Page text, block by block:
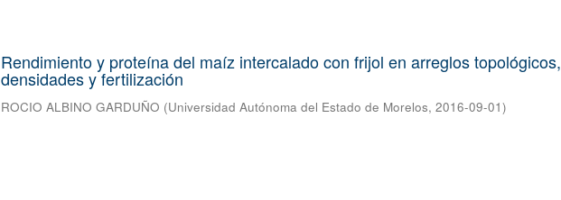
Rendimiento y proteína del maíz intercalado con frijol en arreglos topológicos,
densidades y fertilización
ROCIO ALBINO GARDUÑO (Universidad Autónoma del Estado de Morelos,2016-09-01)